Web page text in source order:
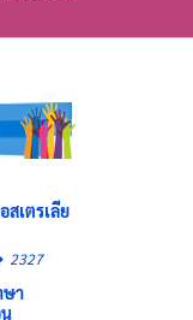
สเตรเลีย
2327
ษา